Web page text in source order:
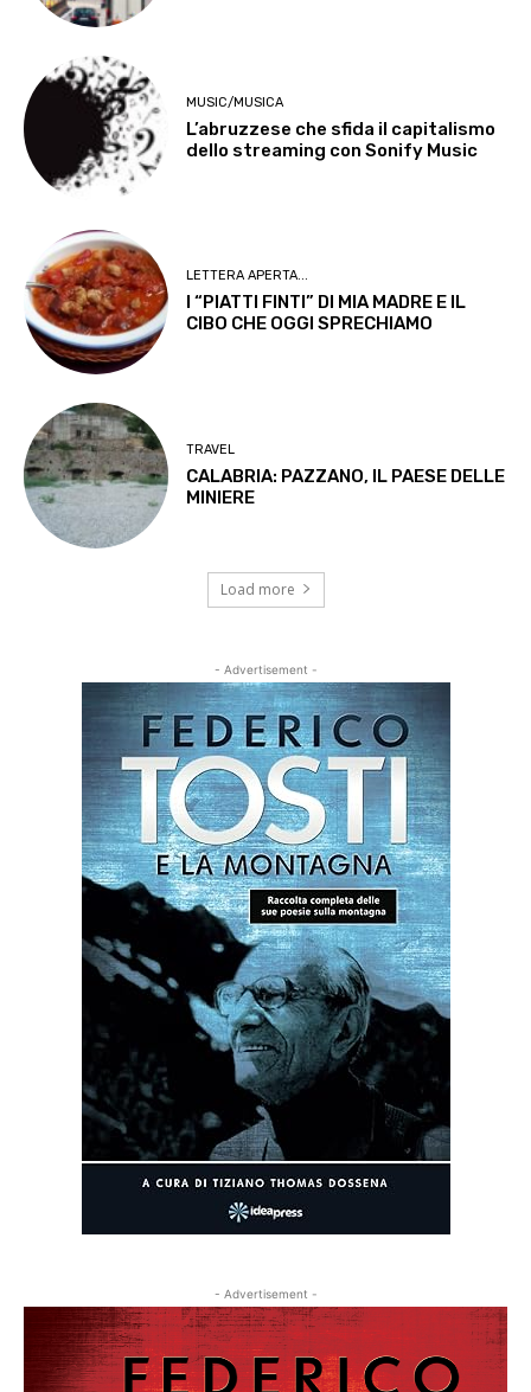
MUSIC/MUSICA
L’abruzzese che sfida il capitalismo
dello streaming con Sonify Music
LETTERA APERTA...
I “PIATTI FINTI” DI MIA MADRE E IL
CIBO CHE OGGI SPRECHIAMO
TRAVEL
CALABRIA: PAZZANO, IL PAESE DELLE
MINIERE
Load more
- Advertisement -
- Advertisement -